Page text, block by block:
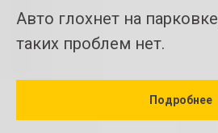
Авто глохнет на
таких проблем нет.
Подробнее